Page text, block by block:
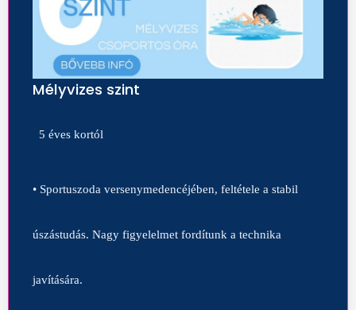
Mélyvizes szint
5 éves kortól
• Sportuszoda versenymedencéjében, feltétele a stabil
úszástudás. Nagy figyelelmet fordítunk a technika
javítására.